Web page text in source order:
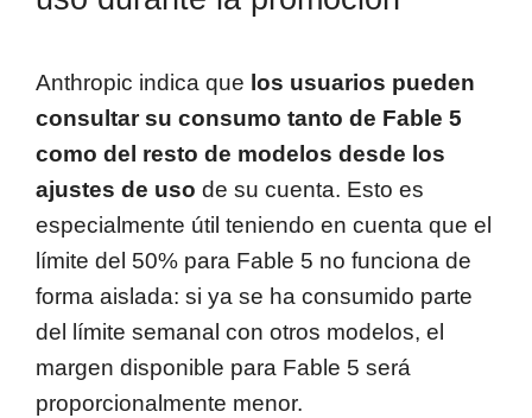
Anthropic indica que los usuarios pueden
consultar su consumo tanto de Fable 5
como del resto de modelos desde los
ajustes de uso de su cuenta. Esto es
especialmente útil teniendo en cuenta que el
límite del 50% para Fable 5 no funciona de
forma aislada: si ya se ha consumido parte
del límite semanal con otros modelos, el
margen disponible para Fable 5 será
proporcionalmente menor.